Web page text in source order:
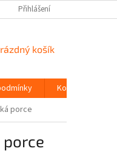
Přihlášení
košík
Kontakty
porce